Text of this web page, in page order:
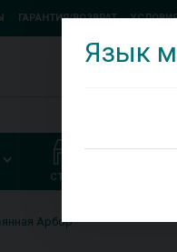
ГАРАНТИЯ/ВОЗВРАТ
СТОЛЫ
Арбор
Язык